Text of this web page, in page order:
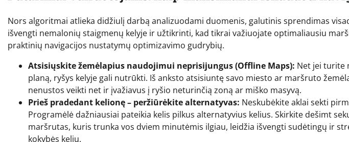
Nors algoritmai atlieka didžiulį darbą analizuodami duomenis, galutinis sprendimas
išvengti nemalonių staigmenų kelyje ir užtikrinti, kad tikrai važiuojate optimaliausiu
praktinių navigacijos nustatymų optimizavimo gudrybių.
Atsisiųskite žemėlapius naudojimui neprisijungus (Offline Maps): Net jei turite
planą, ryšys kelyje gali nutrūkti. Iš anksto atsisiuntę savo miesto ar maršruto
nenustos veikti net ir įvažiavus į ryšio neturinčią zoną ar miško masyvą.
Prieš pradedant kelionę – peržiūrėkite alternatyvas: Neskubėkite aklai sekti
Programėlė dažniausiai pateikia kelis pilkus alternatyvius kelius. Skirkite dešimt
maršrutas, kuris trunka vos dviem minutėmis ilgiau, leidžia išvengti sudėtingų ir
kokybės kelių.